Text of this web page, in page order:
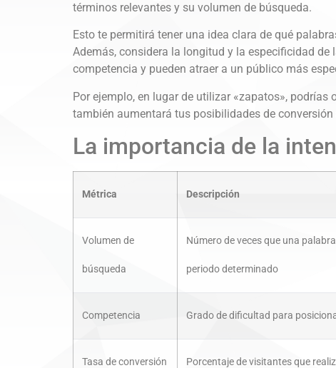
términos relevantes y su volumen de búsqueda.
Esto te permitirá tener una idea clara de qué
Además, considera la longitud y la especificidad
competencia y pueden atraer a un público más
Por ejemplo, en lugar de utilizar «zapatos»,
también aumentará tus posibilidades de
La importancia de la
Métrica Descripción
Volumen de
búsqueda
Número de veces que una
periodo determinado
Competencia Grado de dificultad para
Tasa de conversión Porcentaje de visitantes que